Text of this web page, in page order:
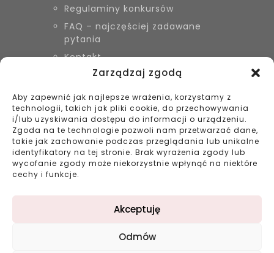
Zarządzaj zgodą
Aby zapewnić jak najlepsze wrażenia, korzystamy z
technologii, takich jak pliki cookie, do przechowywania
i/lub uzyskiwania dostępu do informacji o urządzeniu.
Zgoda na te technologie pozwoli nam przetwarzać dane,
takie jak zachowanie podczas przeglądania lub unikalne
identyfikatory na tej stronie. Brak wyrażenia zgody lub
wycofanie zgody może niekorzystnie wpłynąć na niektóre
cechy i funkcje.
Akceptuję
Odmów
Regulaminy konkursów
FAQ – najczęściej zadawane
pytania
Kontakt
KONTAKT
Biżuteria Szyszka Sieradz,
Zduńska Wola, Łask
799 038 980
43 695 80 11
kontakt@bizuteriaszyszka.pl